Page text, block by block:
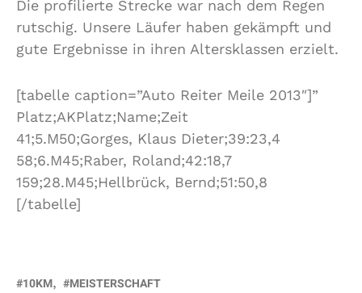
Die profilierte Strecke war nach dem Regen
rutschig. Unsere Läufer haben gekämpft und
gute Ergebnisse in ihren Altersklassen erzielt.
[tabelle caption=”Auto Reiter Meile 2013″]”
Platz;AKPlatz;Name;Zeit
41;5.M50;Gorges, Klaus Dieter;39:23,4
58;6.M45;Raber, Roland;42:18,7
159;28.M45;Hellbrück, Bernd;51:50,8
[/tabelle]
10KM MEISTERSCHAFT